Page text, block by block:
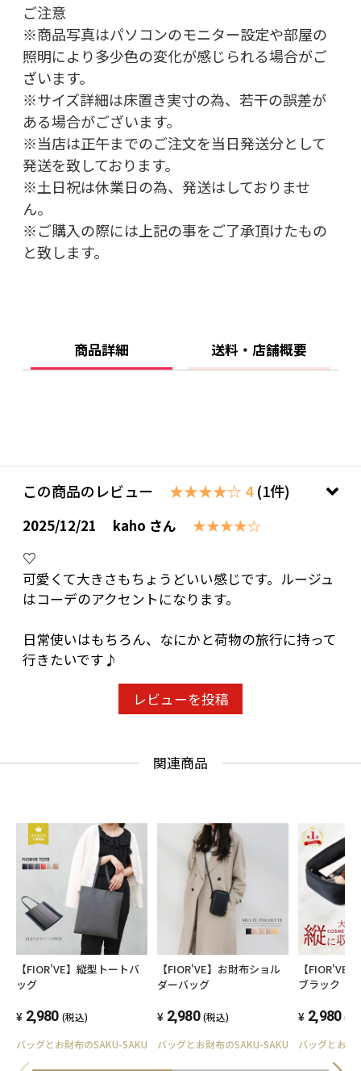
ご注意
※商品写真はパソコンのモニター設定や部屋の
照明により多少色の変化が感じられる場合がご
ざいます。
※サイズ詳細は床置き実寸の為、若干の誤差が
ある場合がございます。
※当店は正午までのご注文を当日発送分として
発送を致しております。
※土日祝は休業日の為、発送はしておりませ
ん。
※ご購入の際には上記の事をご了承頂けたもの
と致します。
商品詳細 送料・店舗概要
この商品のレビュー ★★★★☆ 4 (1件)
2025/12/21 kaho さん
★★★★☆
♡
可愛くて大きさもちょうどいい感じです。ルージュ
はコーデのアクセントになります。
日常使いはもちろん、なにかと荷物の旅行に持って
行きたいです♪
レビューを投稿
関連商品
【FIOR'VE】縦型トートバ
ッグ
2,980 (税込)
バッグとお財布のSAKU-SAKU
【FIOR'VE】お財布ショル
ダーバッグ
2,980 (税込)
バッグとお財布のSAKU-SAKU
【FIOR'VE
ブラック
2,980 (税
バッグとお財